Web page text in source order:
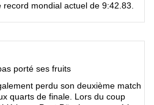
mondial actuel de 9:42.83.
porté ses fruits
perdu son deuxième match
quarts de finale. Lors du coup